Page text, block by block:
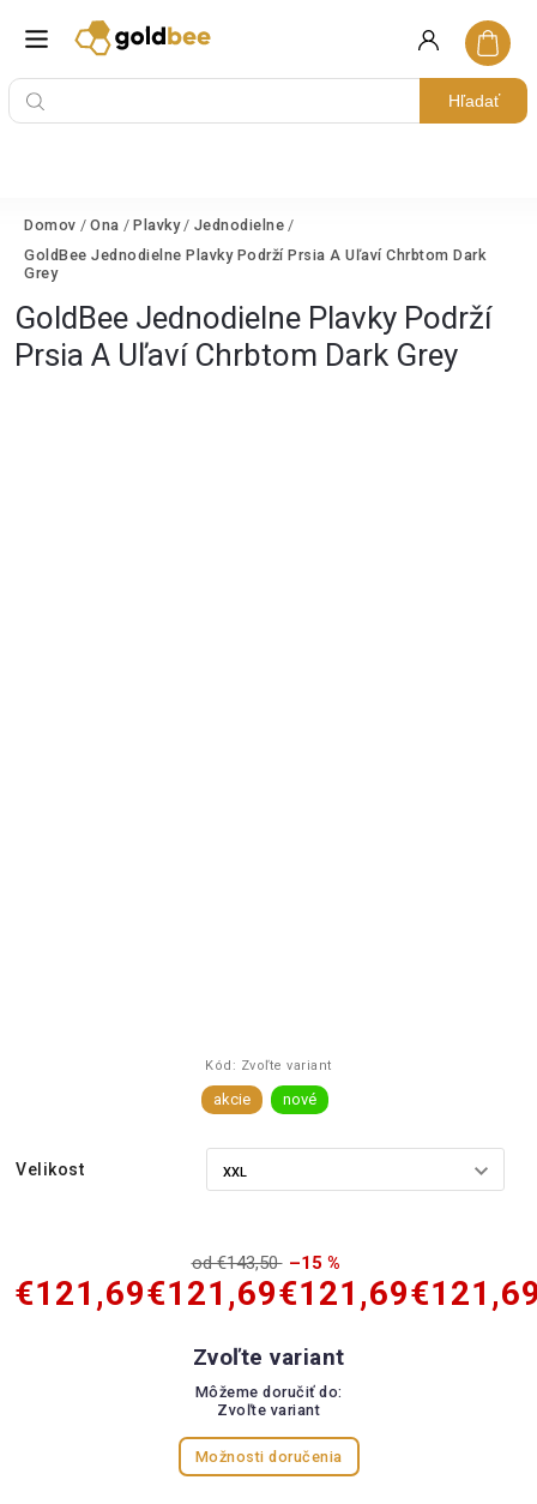
Hľadať
Domov / Ona / Plavky / Jednodielne /
GoldBee Jednodielne Plavky Podrží Prsia A Uľaví Chrbtom Dark
Grey
GoldBee Jednodielne Plavky Podrží
Prsia A Uľaví Chrbtom Dark Grey
Kód: Zvoľte variant
akcie nové
Velikost
od €143,50 –15 %
€121,69€121,69€121,69
Zvoľte variant
Môžeme doručiť do:
Zvoľte variant
Možnosti doručenia